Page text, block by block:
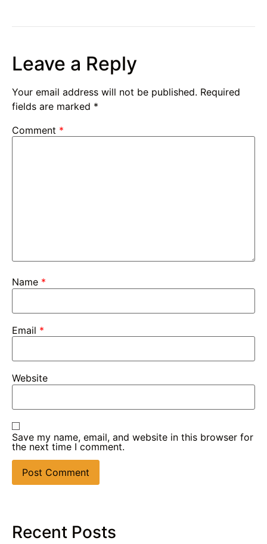
Leave a Reply
Your email address will not be published. Required
fields are marked *
Comment *
Name *
Email *
Website
Save my name, email, and website in this browser for
the next time I comment.
Recent Posts